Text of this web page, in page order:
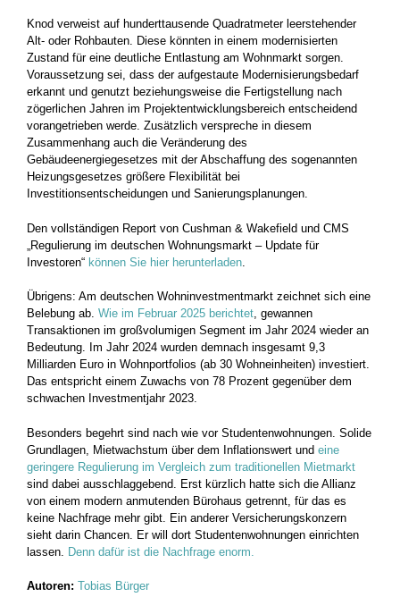
Knod verweist auf hunderttausende Quadratmeter leerstehender
Alt- oder Rohbauten. Diese könnten in einem modernisierten
Zustand für eine deutliche Entlastung am Wohnmarkt sorgen.
Voraussetzung sei, dass der aufgestaute Modernisierungsbedarf
erkannt und genutzt beziehungsweise die Fertigstellung nach
zögerlichen Jahren im Projektentwicklungsbereich entscheidend
vorangetrieben werde. Zusätzlich verspreche in diesem
Zusammenhang auch die Veränderung des
Gebäudeenergiegesetzes mit der Abschaffung des sogenannten
Heizungsgesetzes größere Flexibilität bei
Investitionsentscheidungen und Sanierungsplanungen.
Den vollständigen Report von Cushman & Wakefield und CMS
„Regulierung im deutschen Wohnungsmarkt – Update für
Investoren“ können Sie hier herunterladen
Übrigens: Am deutschen Wohninvestmentmarkt zeichnet sich eine
Belebung ab. Wie im Februar 2025 berichtet, gewannen
Transaktionen im großvolumigen Segment im Jahr 2024 wieder an
Bedeutung. Im Jahr 2024 wurden demnach insgesamt 9,3
Milliarden Euro in Wohnportfolios (ab 30 Wohneinheiten) investiert.
Das entspricht einem Zuwachs von 78 Prozent gegenüber dem
schwachen Investmentjahr 2023.
Besonders begehrt sind nach wie vor Studentenwohnungen. Solide
Grundlagen, Mietwachstum über dem Inflationswert und eine
geringere Regulierung im Vergleich zum traditionellen Mietmarkt
sind dabei ausschlaggebend. Erst kürzlich hatte sich die Allianz
von einem modern anmutenden Bürohaus getrennt, für das es
keine Nachfrage mehr gibt. Ein anderer Versicherungskonzern
sieht darin Chancen. Er will dort Studentenwohnungen einrichten
lassen. Denn dafür ist die Nachfrage enorm.
Autoren: Tobias Bürger